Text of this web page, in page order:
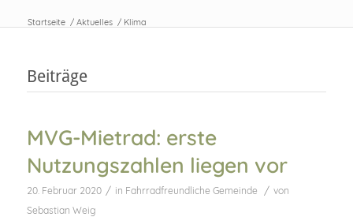
Startseite / Aktuelles / Klima
Beiträge
MVG-Mietrad: erste
Nutzungszahlen liegen vor
20. Februar 2020 / in Fahrradfreundliche Gemeinde / von
Sebastian Weig